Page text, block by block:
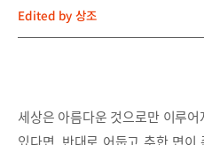
Edited by 상조
세상은 아름다운 것으로만 이루